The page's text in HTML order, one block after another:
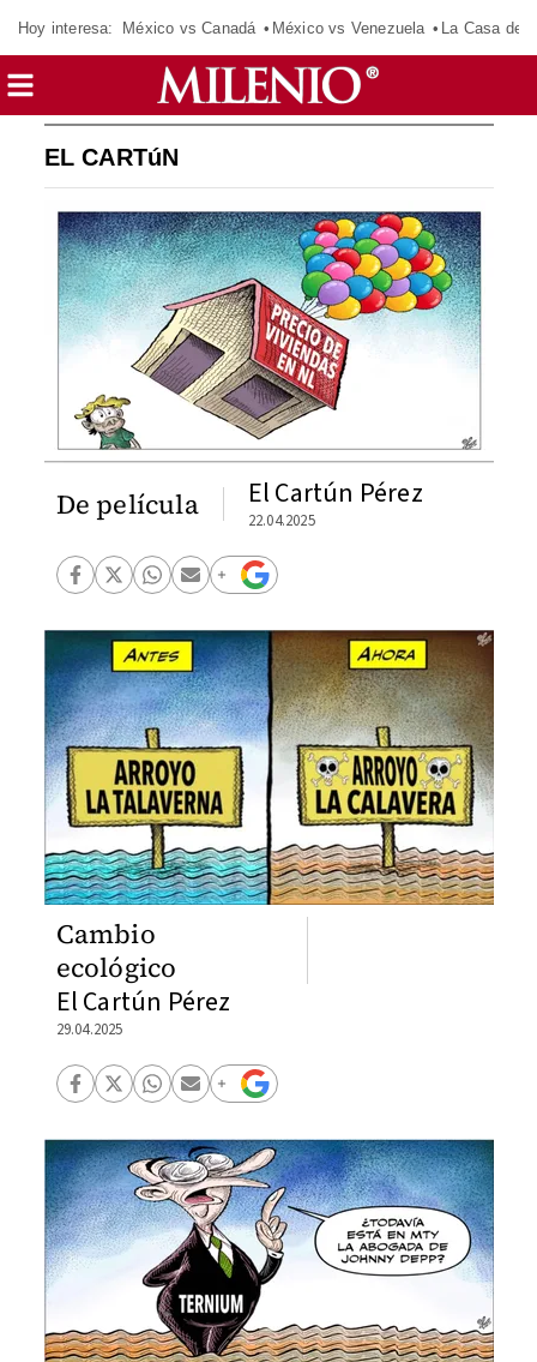
Hoy interesa: México vs Canadá México vs Venezuela La Casa de
EL CARTúN
De película El Cartún Pérez
22.04.2025
Cambio
ecológico
El Cartún Pérez
29.04.2025